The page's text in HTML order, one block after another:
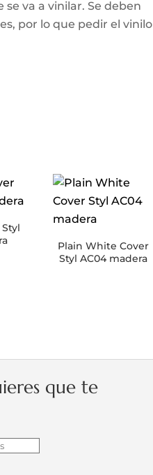
va a vinilar. Se deben
por lo que pedir el vinilo
Plain White Cover
Styl AC04 madera
que te